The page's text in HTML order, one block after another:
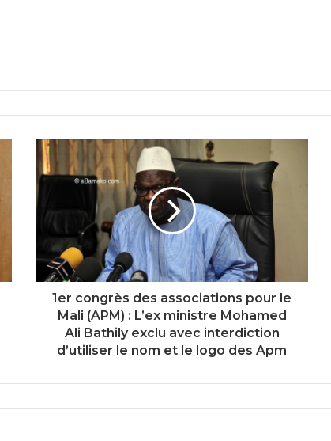
1er congrès des associations pour le
Mali (APM) : L’ex ministre Mohamed
Ali Bathily exclu avec interdiction
d’utiliser le nom et le logo des Apm